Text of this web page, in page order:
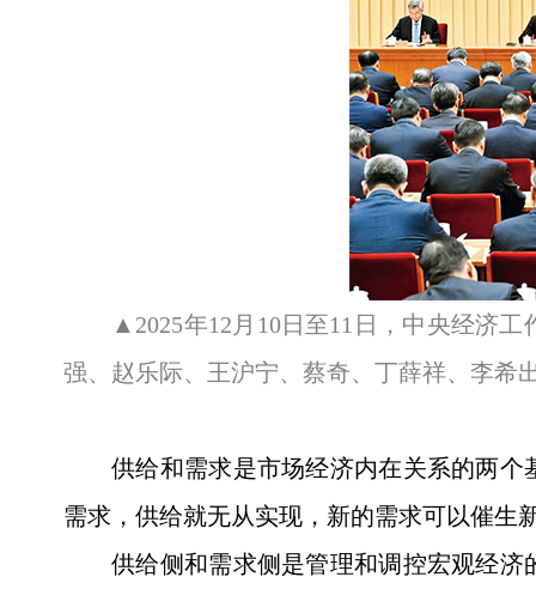
▲2025年12月10日至11日，中央经济
强、赵乐际、王沪宁、蔡奇、丁薛祥、李希
供给和需求是市场经济内在关系的两
需求，供给就无从实现，新的需求可以催生
供给侧和需求侧是管理和调控宏观经